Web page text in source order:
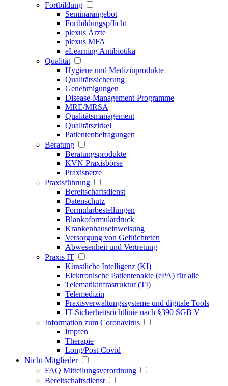
Fortbildung
Seminarangebot
Fortbildungspflicht
plexus Ärzte
plexus MFA
eLearning Antibiotika
Qualität
Hygiene und Medizinprodukte
Qualitätssicherung
Genehmigungen
Disease-Management-Programme
MRE/MRSA
Qualitätsmanagement
Qualitätszirkel
Patientenbefragungen
Beratung
Beratungsprodukte
KVN Praxisbörse
Praxisnetze
Praxisführung
Bereitschaftsdienst
Datenschutz
Formularbestellungen
Blankoformulardruck
Krankenhauseinweisung
Versorgung von Geflüchteten
Abwesenheit und Vertretung
Praxis IT
Künstliche Intelligenz (KI)
Elektronische Patientenakte (ePA) für alle
Telematikinfrastruktur (TI)
Telemedizin
Praxisverwaltungssysteme und digitale Tools
IT-Sicherheitsrichtlinie nach §390 SGB V
Information zum Coronavirus
Impfen
Therapie
Long/Post-Covid
Nicht-Mitglieder
FAQ Mitteilungsverordnung
Bereitschaftsdienst